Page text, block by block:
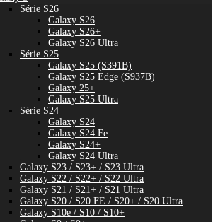
Série S26
Galaxy S26
Galaxy S26+
Galaxy S26 Ultra
Série S25
Galaxy S25 (S391B)
Galaxy S25 Edge (S937B)
Galaxy 25+
Galaxy S25 Ultra
Série S24
Galaxy S24
Galaxy S24 Fe
Galaxy S24+
Galaxy S24 Ultra
Galaxy S23 / S23+ / S23 Ultra
Galaxy S22 / S22+ / S22 Ultra
Galaxy S21 / S21+ / S21 Ultra
Galaxy S20 / S20 FE / S20+ / S20 Ultra
Galaxy S10e / S10 / S10+